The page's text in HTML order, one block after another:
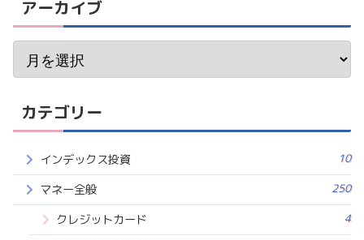
アーカイブ
カテゴリー
インデックス投資 10
マネー全般 250
クレジットカード 4